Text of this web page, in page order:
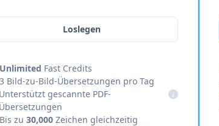
Loslegen
Unlimited Fast Credits
3 Bild-zu-Bild-Übersetzungen pro Tag
Unterstützt gescannte PDF-
Übersetzungen
i
Bis zu 30,000 Zeichen gleichzeitig